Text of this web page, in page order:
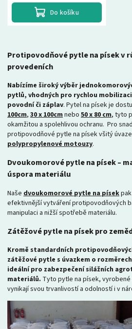
Do košíku
Protipovodňové pytle na písek v
provedeních
Nabízíme široký výběr
pytlů, vhodných pro rychlou
povodní či záplav. Pytel na písek je
100cm, 30 x 100cm nebo 50 x 80 cm, tyto
okamžitou a spolehlivou ochranu. Pro
protipovodňové pytle na písek všitý
polypropylenové motouzy.
Dvoukomorové pytle na písek –
úspora materiálu
Naše dvoukomorové pytle na písek
efektivnější vytváření protipovodňových
manipulaci a nižší spotřebě materiálu.
Zátěžové pytle na písek pro
Kromě standardních
zátěžové pytle s úvazkem o rozměrech
ideální pro zabezpečení silážních
materiálů. Tyto pytle na písek,
vynikají svou trvanlivostí a odolností i v